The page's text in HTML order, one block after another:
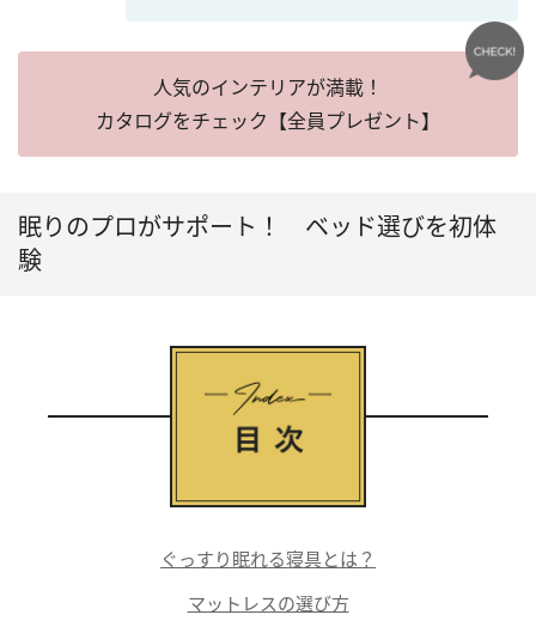
人気のインテリアが満載！
カタログをチェック【全員プレゼント】
眠りのプロがサポート！ ベッド選びを初体
験
ぐっすり眠れる寝具とは？
マットレスの選び方